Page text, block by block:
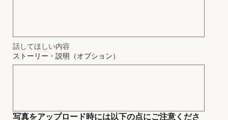
話してほしい内容
ストーリー・説明（オプション）
写真をアップロード時には以下の点にご注意くださ